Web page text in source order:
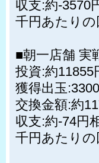
収支:約-3570
千円あたりの
■朝一店舗 実
投資:約11855
獲得出玉
交換金額:約
収支:約-74円
千円あたりの